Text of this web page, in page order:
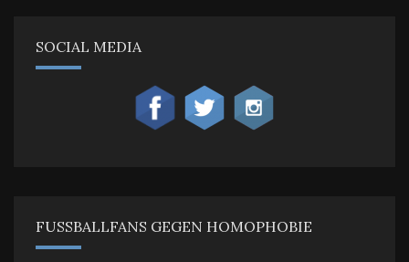
SOCIAL MEDIA
FUSSBALLFANS GEGEN HOMOPHOBIE